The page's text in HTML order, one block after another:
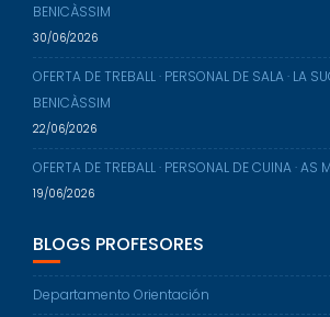
BENICÀSSIM
30/06/2026
OFERTA DE TREBALL · PERSONAL DE SALA · LA
BENICÀSSIM
22/06/2026
OFERTA DE TREBALL · PERSONAL DE CUINA · AS
19/06/2026
BLOGS PROFESORES
Departamento Orientación